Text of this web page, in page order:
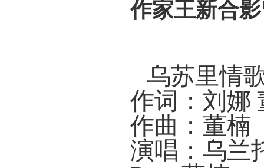
作家王新合
乌苏里情
作词：刘娜
作曲：董楠
演唱：乌兰